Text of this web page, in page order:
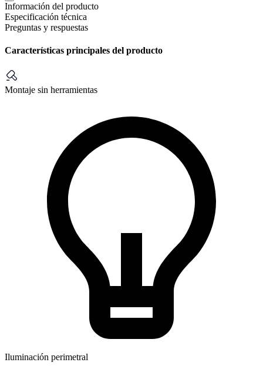
Información del producto
Especificación técnica
Preguntas y respuestas
Características principales del producto
Montaje sin herramientas
Iluminación perimetral